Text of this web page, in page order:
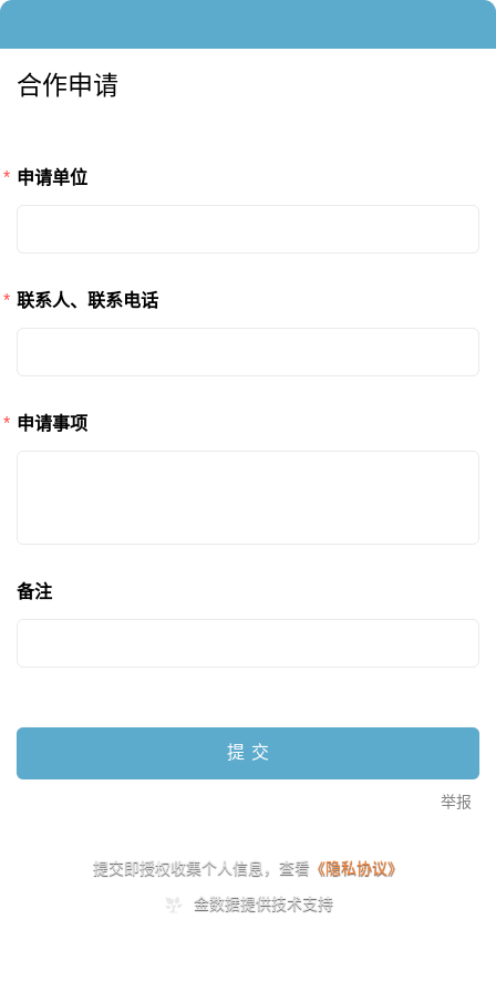
合作申请
申请单位
联系人、联系电话
申请事项
备注
提交
举报
提交即授权收集个人信息，查看 《隐私协议》
金数据提供技术支持